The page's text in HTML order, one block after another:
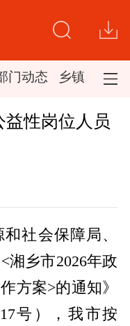
门动态 乡镇新闻
益性岗位人员
社会保障局、
湘乡市2026年政
方案>的通知》
号），我市按